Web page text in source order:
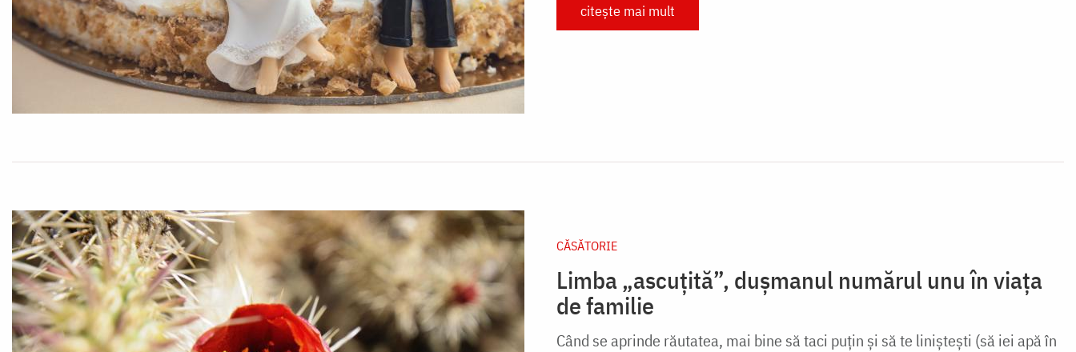
citește mai mult
CĂSĂTORIE
Limba „ascuțită”, dușmanul numărul unu în viața
de familie
Când se aprinde răutatea, mai bine să taci puțin și să te liniștești (să iei apă în